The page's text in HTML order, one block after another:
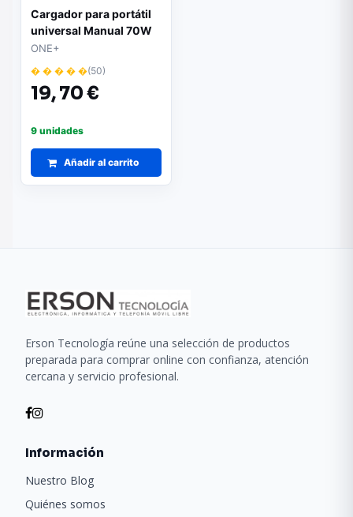
Cargador para portátil
universal Manual 70W
AT966 / 10 conectores /
2.2m / 4a Max / One+
ONE+
� � � � �(50)
19,70 €
9 unidades
Añadir al carrito
Erson Tecnología reúne una selección de productos
preparada para comprar online con confianza, atención
cercana y servicio profesional.
Información
Nuestro Blog
Quiénes somos